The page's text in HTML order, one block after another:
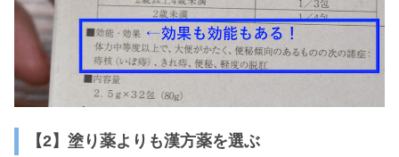
【2】塗り薬よりも漢方薬を選ぶ